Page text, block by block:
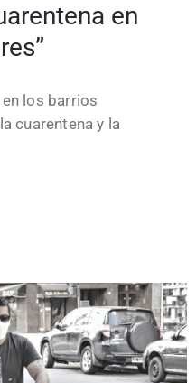
en
los barrios
cuarentena y la